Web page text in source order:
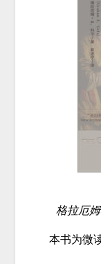
格拉厄
本书为微